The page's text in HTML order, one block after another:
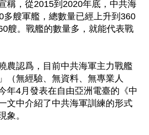
稱，從2015到2020年底，中共海
多艘軍艦，總數量已經上升到360
艘。戰艦的數量多，就能代表戰
農認爲，目前中共海軍主力戰艦
（無經驗、無資料、無專業人
年4月發表在自由亞洲電臺的《中
文中介紹了中共海軍訓練的形式
象。